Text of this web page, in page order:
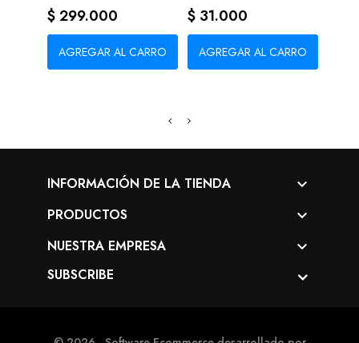
Precio
$ 299.000
AGREGAR AL CARRO
Precio
$ 31.000
AGREGAR AL CARRO
INFORMACIÓN DE LA TIENDA 
PRODUCTOS 
NUESTRA EMPRESA 
SUBSCRIBE